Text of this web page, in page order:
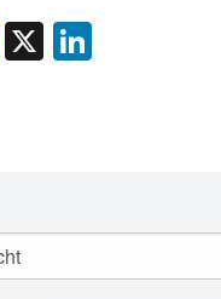
Facebook
X